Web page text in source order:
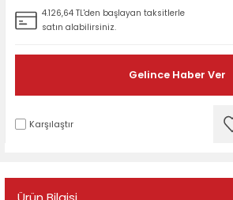
4.126,64 TL'den başlayan taksitlerle
satın alabilirsiniz.
Gelince Haber Ver
Karşılaştır